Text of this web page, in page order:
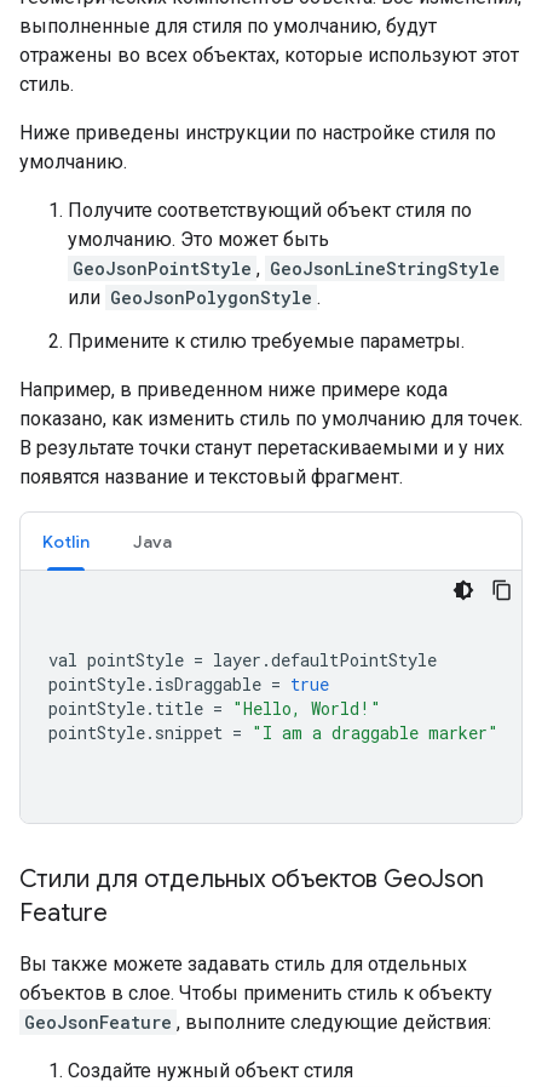
выполненные для стиля по умолчанию, будут
отражены во всех объектах, которые используют этот
стиль.
Ниже приведены инструкции по настройке стиля по
умолчанию.
Получите соответствующий объект стиля по
умолчанию. Это может быть
GeoJsonPointStyle , GeoJsonLineStringStyle
или GeoJsonPolygonStyle .
Примените к стилю требуемые параметры.
Например, в приведенном ниже примере кода
показано, как изменить стиль по умолчанию для точек.
В результате точки станут перетаскиваемыми и у них
появятся название и текстовый фрагмент.
Kotlin Java
val pointStyle = layer .defaultPointStyle
pointStyle. isDraggable = true
pointStyle. title = "Hello, World!"
pointStyle. snippet = "I am a draggable marker"
Стили для отдельных объектов GeoJson
Feature
Вы также можете задавать стиль для отдельных
объектов в слое. Чтобы применить стиль к объекту
GeoJsonFeature , выполните следующие действия:
Создайте нужный объект стиля